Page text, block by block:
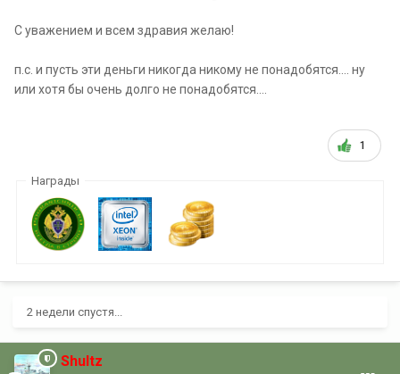
С уважением и всем здравия желаю!
п.с. и пусть эти деньги никогда никому не понадобятся.... ну
или хотя бы очень долго не понадобятся....
1
Награды
2 недели спустя...
Shultz